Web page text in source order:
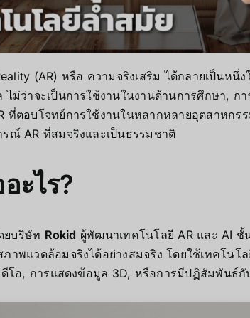
(AR) หรือ ความจริงเสริม ได้กลายเป็นหนึ่
ม่ว่าจะเป็นการใช้งานในงานด้านการศึกษา, ก
ที่ตอบโจทย์การใช้งานในหลากหลายอุตสาหก
ณ์ AR ที่สมจริงและเป็นธรรมชาติ
ะไร?
ยบริษัท Rokid ผู้พัฒนาเทคโนโลยี AR และ AI
พแวดล้อมจริงได้อย่างสมจริง โดยใช้เทคโนโ
โอ, การแสดงข้อมูล 3D, หรือการมีปฏิสัมพันธ์กั